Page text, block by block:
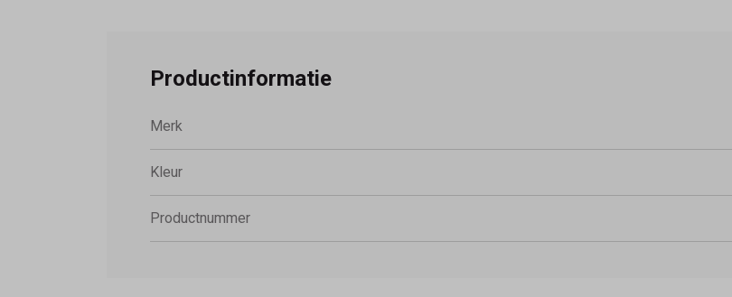
Productinformatie
Merk
Kleur
Productnummer